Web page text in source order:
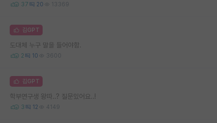
37 20 13369
김GPT
도대체 누구 말을 들어야함.
2 10 3600
김GPT
학부연구생 왕따..? 질문있어요..!
3 12 4149